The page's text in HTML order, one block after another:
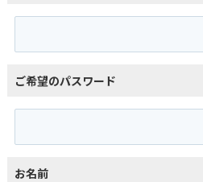
ご希望のパスワード
お名前